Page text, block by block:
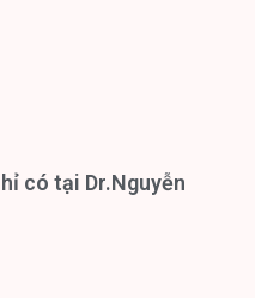
có tại Dr.Nguyễn